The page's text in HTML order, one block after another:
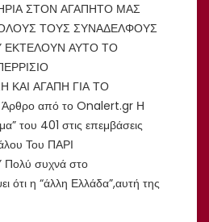
ΣΤΟΝ ΑΓΑΠΗΤΟ ΜΑΣ
ΤΟΥΣ ΣΥΝΑΔΕΛΦΟΥΣ
ΕΚΤΕΛΟΥΝ ΑΥΤΟ ΤΟ
ΚΑΙ ΑΓΑΠΗ ΓΙΑ ΤΟ
από το Onalert.gr Η
του 401 στις επεμβάσεις
Του ΠΑΡΙ
συχνά στο
ότι η “άλλη Ελλάδα”,αυτή της